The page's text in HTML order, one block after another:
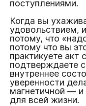
поступлениями.
Когда вы
удовольствием,
потому, что
потому что вы
практикуете
подтверждаете
внутреннее
уверенности
магнетичной — и
для всей жизни.